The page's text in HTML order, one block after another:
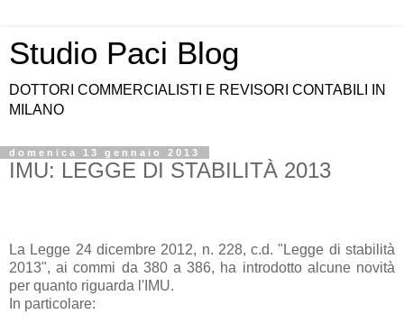
Studio Paci Blog
DOTTORI COMMERCIALISTI E REVISORI CONTABILI IN
MILANO
domenica 13 gennaio 2013
IMU: LEGGE DI STABILITÀ 2013
La Legge 24 dicembre 2012, n. 228, c.d. "Legge di stabilità
2013", ai commi da 380 a 386, ha introdotto alcune novità
per quanto riguarda l'IMU.
In particolare: